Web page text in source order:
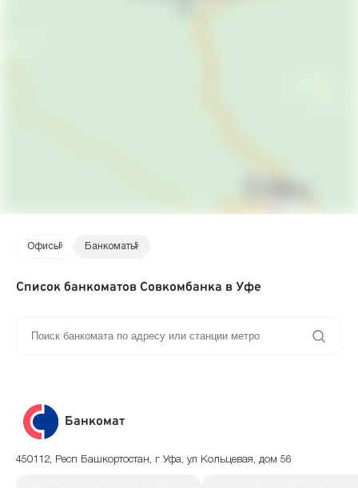
Офисы5 Банкоматы5
Список банкоматов Совкомбанка в Уфе
Банкомат
450112, Респ Башкортостан, г Уфа, ул Кольцевая, дом 56